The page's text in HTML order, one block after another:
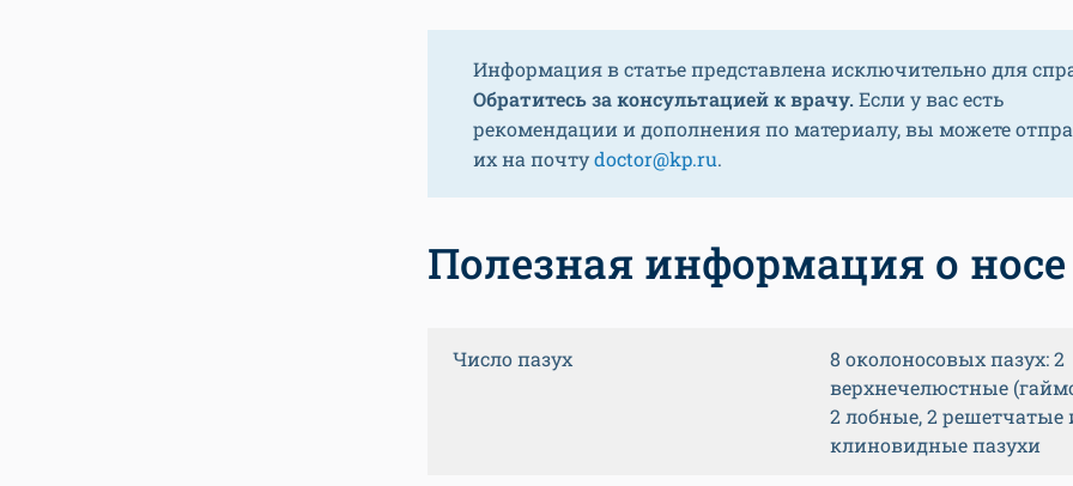
Информация в статье представлена исключительно для
Обратитесь за консультацией к врачу.Если у вас есть
рекомендации и дополнения по материалу, вы можете
их на почтуdoctor@kp.ru.
Полезная информация о носе
Число пазух
8 околоносовых пазух: 2
верхнечелюстные
2 лобные, 2 решетчатые
клиновидные пазухи